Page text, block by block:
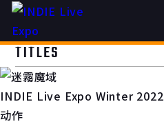
TITLES
INDIE Live Expo Winter 2022
动作